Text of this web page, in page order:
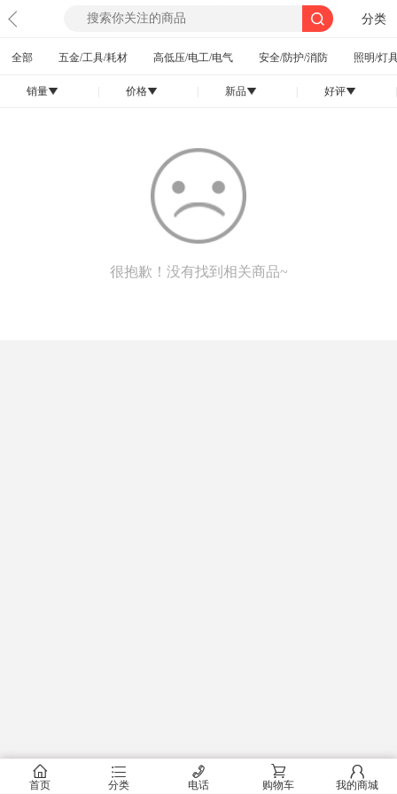
分类
全部 五金/工具/耗材 高低压/电工/电气 安全/防护/消防 照明/灯
销量󰄢 价格󰄢 新品󰄢 好评󰄢
很抱歉！没有找到相关商品~
󰂠
首页
󰂦
分类
󰄫
电话
󰂟
购物车
󰂢
我的商城